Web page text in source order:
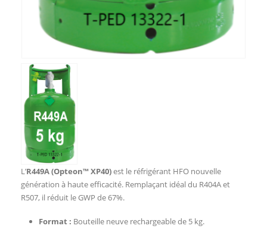
L’R449A (Opteon™ XP40)est le réfrigérant HFO nouvelle
génération à haute efficacité. Remplaçant idéal du R404A et
R507, il réduit le GWP de 67%.
Format : Bouteille neuve rechargeable de 5 kg.